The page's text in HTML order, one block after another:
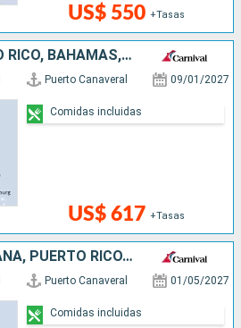
US$ 550 +Tasas
SAN MARTÍN, PUERTO RICO, BAHAMAS, ESTADOS UNIDOS
Puerto Canaveral 09/01/2027
US$ 617 +Tasas
Comidas incluidas
REPÚBLICA DOMINICANA, PUERTO RICO, SAN MARTÍN, ESTADOS UNIDOS
Puerto Canaveral 01/05/2027
Comidas incluidas